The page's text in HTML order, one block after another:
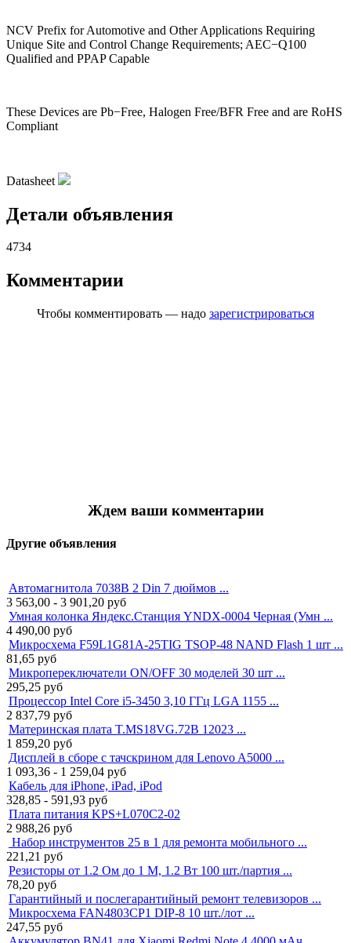
NCV Prefix for Automotive and Other Applications Requiring
Unique Site and Control Change Requirements; AEC−Q100
Qualified and PPAP Capable
These Devices are Pb−Free, Halogen Free/BFR Free and are RoHS
Compliant
Datasheet
Детали объявления
4734
Комментарии
Чтобы комментировать — надо зарегистрироваться
Ждем ваши комментарии
Другие объявления
Автомагнитола 7038B 2 Din 7 дюймов ...
3 563,00 - 3 901,20 руб
Умная колонка Яндекс.Станция YNDX-0004 Черная (Умн ...
4 490,00 руб
Микросхема F59L1G81A-25TIG TSOP-48 NAND Flash 1 шт ...
81,65 руб
Микропереключатели ON/OFF 30 моделей 30 шт ...
295,25 руб
Процессор Intel Core i5-3450 3,10 ГГц LGA 1155 ...
2 837,79 руб
Материнская плата T.MS18VG.72B 12023 ...
1 859,20 руб
Дисплей в сборе с тачскрином для Lenovo A5000 ...
1 093,36 - 1 259,04 руб
Кабель для iPhone, iPad, iPod
328,85 - 591,93 руб
Плата питания KPS+L070C2-02
2 988,26 руб
Набор инструментов 25 в 1 для ремонта мобильного ...
221,21 руб
Резисторы от 1.2 Ом до 1 М, 1.2 Вт 100 шт./партия ...
78,20 руб
Гарантийный и послегарантийный ремонт телевизоров ...
Микросхема FAN4803CP1 DIP-8 10 шт./лот ...
247,55 руб